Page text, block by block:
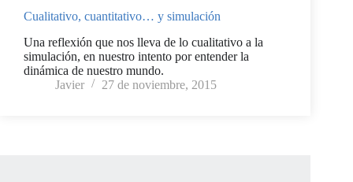
Cualitativo, cuantitativo… y simulación
Una reflexión que nos lleva de lo cualitativo a la
simulación, en nuestro intento por entender la
dinámica de nuestro mundo.
Javier
27 de noviembre, 2015